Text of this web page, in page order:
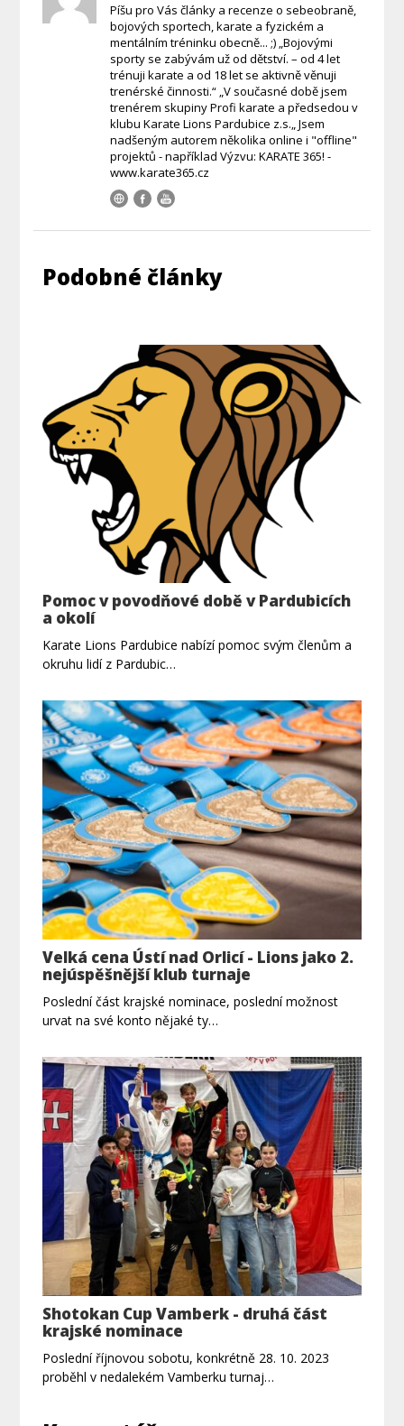
Píšu pro Vás články a recenze o sebeobraně,
bojových sportech, karate a fyzickém a
mentálním tréninku obecně... ;) „Bojovými
sporty se zabývám už od dětství. – od 4 let
trénuji karate a od 18 let se aktivně věnuji
trenérské činnosti.“ „V současné době jsem
trenérem skupiny Profi karate a předsedou v
klubu Karate Lions Pardubice z.s.„ Jsem
nadšeným autorem několika online i "offline"
projektů - například Výzvu: KARATE 365! -
www.karate365.cz
Podobné články
Pomoc v povodňové době v Pardubicích
a okolí
Karate Lions Pardubice nabízí pomoc svým členům a
okruhu lidí z Pardubic…
Velká cena Ústí nad Orlicí - Lions jako 2.
nejúspěšnější klub turnaje
Poslední část krajské nominace, poslední možnost
urvat na své konto nějaké ty…
Shotokan Cup Vamberk - druhá část
krajské nominace
Poslední říjnovou sobotu, konkrétně 28. 10. 2023
proběhl v nedalekém Vamberku turnaj…